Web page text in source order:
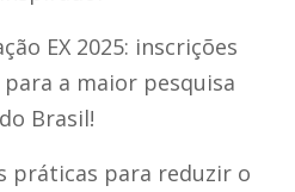
EX 2025: inscrições
a maior pesquisa
Brasil!
práticas para reduzir o